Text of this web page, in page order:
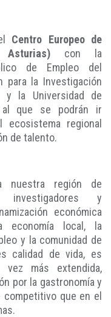
Centro Europeo de
con la
de Empleo del
para la Investigación
y la Universidad de
al que se podrán ir
ecosistema regional
de talento.
región de
investigadores y
económica
economía local, la
y la comunidad de
calidad de vida, es
vez más extendida,
por la gastronomía y
que en el